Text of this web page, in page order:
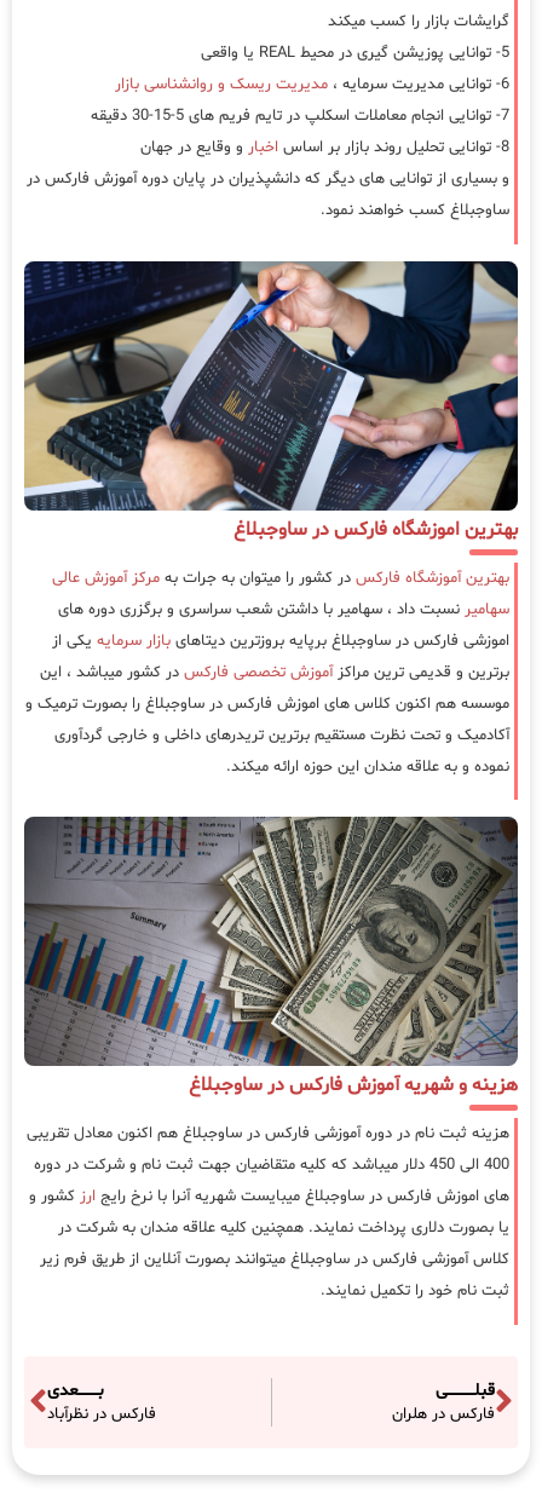
گرایشات بازار را کسب میکند
5- توانایی پوزیشن گیری در محیط REAL یا واقعی
6- توانایی مدیریت سرمایه ،
مدیریت ریسک و روانشناسی بازار
7- توانایی انجام معاملات اسکلپ در تایم فریم های 5-15-30 دقیقه
8- توانایی تحلیل روند بازار بر اساس
اخبار و وقایع در جهان
و بسیاری از توانایی های دیگر که دانشپذیران در پایان دوره آموزش فارکس در
ساوجبلاغ کسب خواهند نمود.
بهترین اموزشگاه فارکس در ساوجبلاغ
بهترین آموزشگاه فارکس در کشور را میتوان به جرات به مرکز آموزش عالی
سهامیر نسبت داد ، سهامیر با داشتن شعب سراسری و برگزری دوره های
اموزشی فارکس در ساوجبلاغ برپایه بروزترین دیتاهای بازار سرمایه یکی از
برترین و قدیمی ترین مراکزآموزش تخصصی فارکس در کشور میباشد ، این
موسسه هم اکنون کلاس های اموزش فارکس در ساوجبلاغ را بصورت ترمیک و
آکادمیک و تحت نظرت مستقیم برترین تریدرهای داخلی و خارجی گردآوری
نموده و به علاقه مندان این حوزه ارائه میکند.
هزینه و شهریه آموزش فارکس در ساوجبلاغ
هزینه ثبت نام در دوره آموزشی فارکس در ساوجبلاغ هم اکنون معادل تقریبی
400 الی 450 دلار میباشد که کلیه متقاضیان جهت ثبت نام و شرکت در دوره
های اموزش فارکس در ساوجبلاغ میبایست شهریه آنرا با نرخ رایج ارز کشور و
یا بصورت دلاری پرداخت نمایند. همچنین کلیه علاقه مندان به شرکت در
کلاس آموزشی فارکس در ساوجبلاغ میتوانند بصورت آنلاین از طریق فرم زیر
ثبت نام خود را تکمیل نمایند.
قبلـــــــــــی
فارکس در هلران
بــــــــعدی
فارکس در نظرآباد